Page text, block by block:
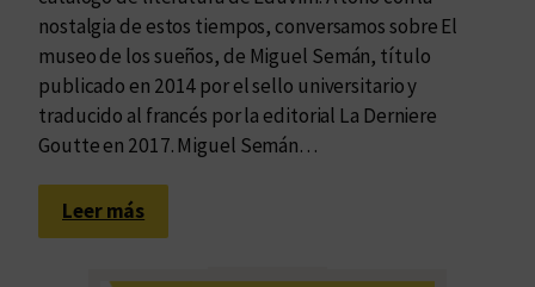
nostalgia de estos tiempos, conversamos sobre El
museo de los sueños, de Miguel Semán, título
publicado en 2014 por el sello universitario y
traducido al francés por la editorial La Derniere
Goutte en 2017. Miguel Semán…
Leer más:
E